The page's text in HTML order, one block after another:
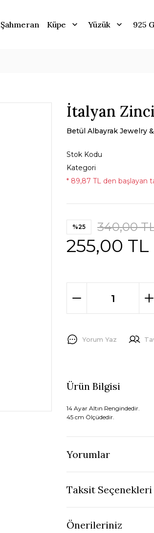
Şahmeran Küpe Yüzük 925
İtalyan
Betül Albayrak Jewelry
Stok Kodu
Kategori
* 89,87 TL den başlayan
%25 340,00
255,00 TL
Yorum Yaz
Ürün Bilgisi
14 Ayar Altın Rengindedir.
45 cm Ölçüdedir.
Yorumlar
Taksit Seçenekleri
Önerileriniz